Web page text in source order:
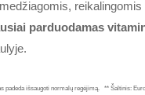
parduodamas
padeda išsaugoti normalų regėjimą. ** Šaltinis: